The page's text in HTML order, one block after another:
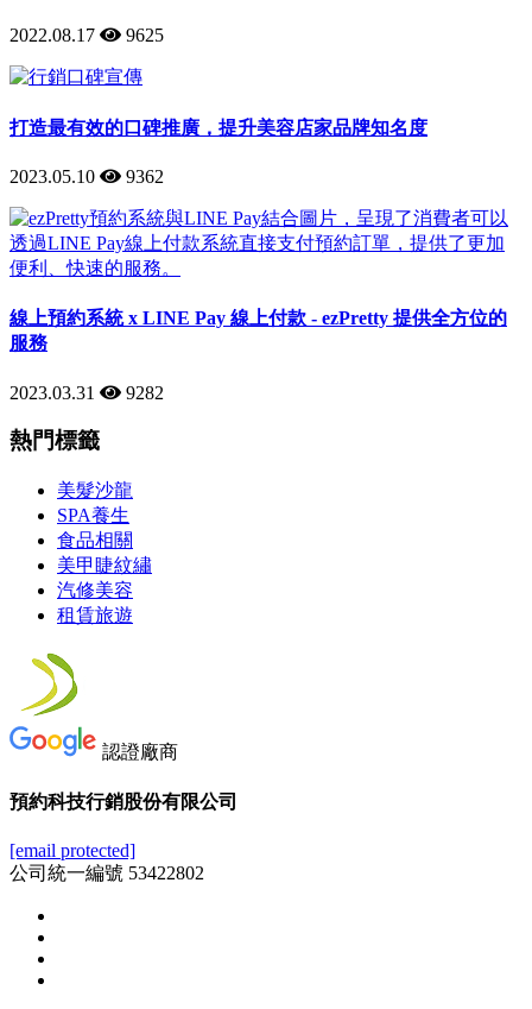
2022.08.17 9625
打造最有效的口碑推廣，提升美容店家品牌知名度
2023.05.10 9362
線上預約系統 x LINE Pay 線上付款 - ezPretty 提供全方位的
服務
2023.03.31 9282
熱門標籤
美髮沙龍
SPA養生
食品相關
美甲睫紋繡
汽修美容
租賃旅遊
認證廠商
預約科技行銷股份有限公司
[email protected]
公司統一編號 53422802